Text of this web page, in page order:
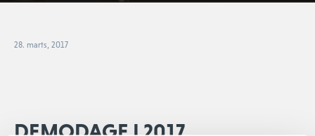
28. marts, 2017
DEMODAGE I 2017